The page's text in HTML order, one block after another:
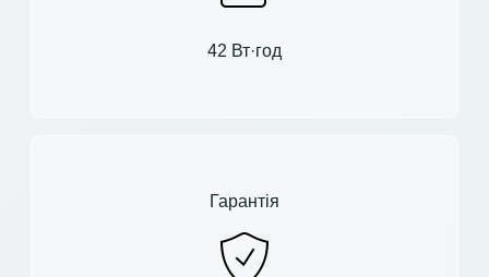
42 Вт·год
Гарантія